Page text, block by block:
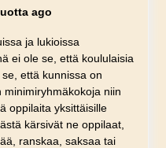
ago
ja lukioissa
ei ole se, että koululaisia
että kunnissa on
niin
oppilaita yksittäisille
kärsivät ne oppilaat,
ranskaa, saksaa tai